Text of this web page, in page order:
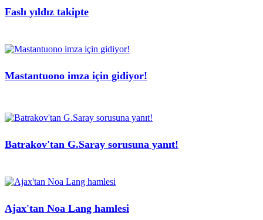
Faslı yıldız takipte
Mastantuono imza için gidiyor!
Batrakov'tan G.Saray sorusuna yanıt!
Ajax'tan Noa Lang hamlesi